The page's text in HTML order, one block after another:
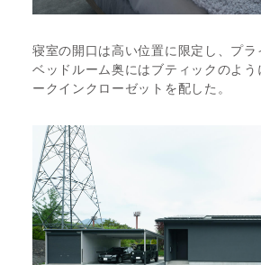
寝室の開口は高い位置に限定し、プラ
ベッドルーム奥にはブティックのよう
ークインクローゼットを配した。